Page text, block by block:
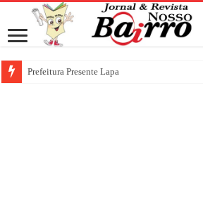
Prefeitura Presente Lapa